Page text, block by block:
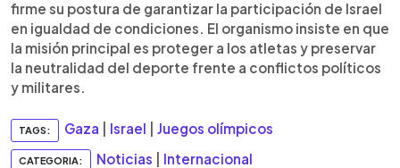
firme su postura de garantizar la participación de Israel
en igualdad de condiciones. El organismo insiste en que
la misión principal es proteger a los atletas y preservar
la neutralidad del deporte frente a conflictos políticos
y militares.
TAGS: Gaza Israel Juegos olímpicos
CATEGORIA: Noticias Internacional